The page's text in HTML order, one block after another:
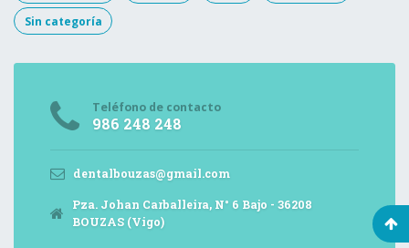
Sin categoría
Teléfono de contacto
986 248 248
dentalbouzas@gmail.com
Pza. Johan Carballeira, N° 6 Bajo - 36208
BOUZAS (Vigo)